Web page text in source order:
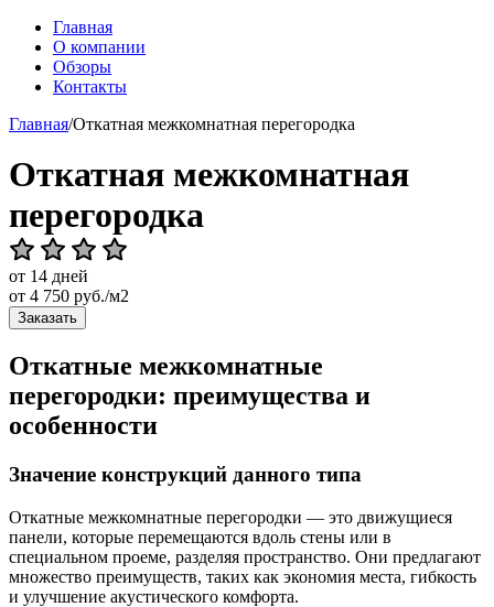
Главная
О компании
Обзоры
Контакты
Главная/Откатная межкомнатная перегородка
Откатная межкомнатная
перегородка
от 14 дней
от 4 750 руб./м2
Заказать
Откатные межкомнатные
перегородки: преимущества и
особенности
Значение конструкций данного типа
Откатные межкомнатные перегородки — это движущиеся
панели, которые перемещаются вдоль стены или в
специальном проеме, разделяя пространство. Они предлагают
множество преимуществ, таких как экономия места, гибкость
и улучшение акустического комфорта.